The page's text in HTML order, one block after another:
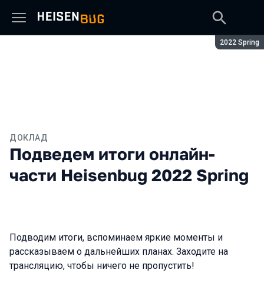
Сезон:
2022 Spring
ДОКЛАД
Подведем итоги онлайн-
части Heisenbug 2022 Spring
Подводим итоги, вспоминаем яркие моменты и
рассказываем о дальнейших планах. Заходите на
трансляцию, чтобы ничего не пропустить!